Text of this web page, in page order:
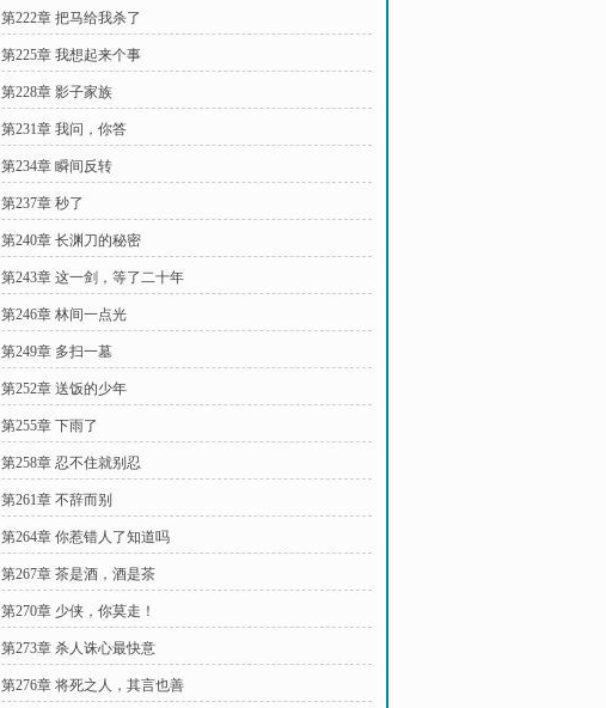
第222章 把马给我杀了
第225章 我想起来个事
第228章 影子家族
第231章 我问，你答
第234章 瞬间反转
第237章 秒了
第240章 长渊刀的秘密
第243章 这一剑，等了二十年
第246章 林间一点光
第249章 多扫一墓
第252章 送饭的少年
第255章 下雨了
第258章 忍不住就别忍
第261章 不辞而别
第264章 你惹错人了知道吗
第267章 茶是酒，酒是茶
第270章 少侠，你莫走！
第273章 杀人诛心最快意
第276章 将死之人，其言也善